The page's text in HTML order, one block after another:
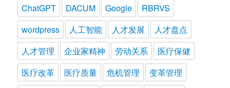
ChatGPT DACUM Google
RBRVS
wordpress
人工智能 人才发展
人才盘点
人才管理
企业家精神 劳动关系
医疗保健
医疗改革
医疗质量 危机管理
变革管理